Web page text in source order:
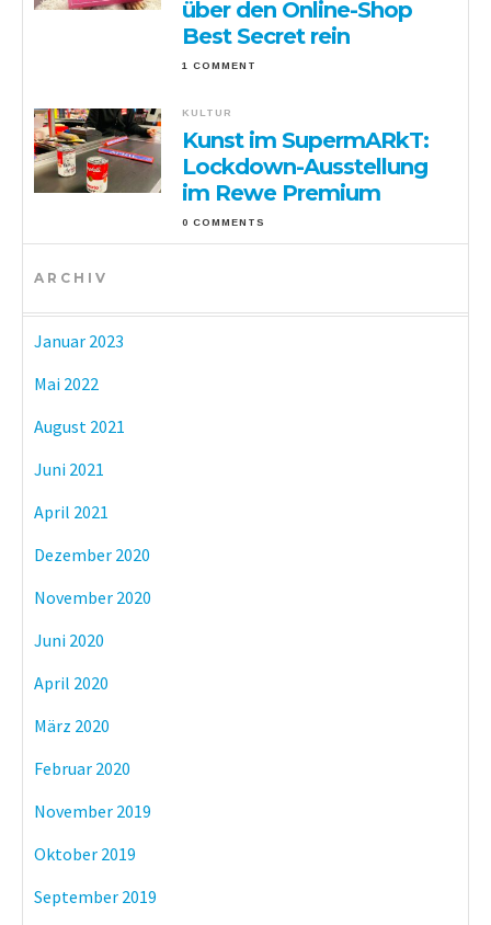
über den Online-Shop
Best Secret rein
1 COMMENT
KULTUR
Kunst im SupermARkT:
Lockdown-Ausstellung
im Rewe Premium
0 COMMENTS
ARCHIV
Januar 2023
Mai 2022
August 2021
Juni 2021
April 2021
Dezember 2020
November 2020
Juni 2020
April 2020
März 2020
Februar 2020
November 2019
Oktober 2019
September 2019